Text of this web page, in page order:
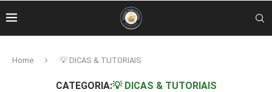
Home 💡 DICAS & TUTORIAIS
CATEGORIA:💡 DICAS & TUTORIAIS